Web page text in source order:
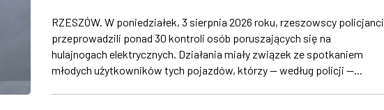
RZESZÓW. W poniedziałek, 3 sierpnia 2026 roku, rzeszowscy policjanci
przeprowadzili ponad 30 kontroli osób poruszających się na
hulajnogach elektrycznych. Działania miały związek ze spotkaniem
młodych użytkowników tych pojazdów, którzy — według policji —...